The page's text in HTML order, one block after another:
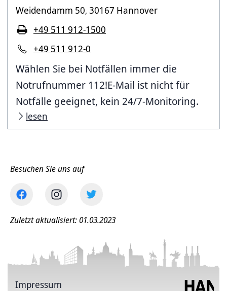
Weidendamm 50, 30167 Hannover
+49 511 912-0
+49 511 912-1500
Wählen Sie bei Notfällen immer die
Notrufnummer 112!E-Mail ist nicht für
Notfälle geeignet, kein 24/7-Monitoring.
lesen
Besuchen Sie uns auf
Zuletzt aktualisiert: 01.03.2023
Impressum